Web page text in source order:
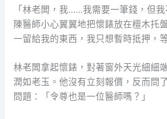
「林老闆，我……我需要一筆錢，但我
陳醫師小心翼翼地把懷錶放在檀木托
一留給我的東西，我只想暫時抵押，
林老闆拿起懷錶，對著窗外天光細細
潤如老玉。他沒有立刻報價，反而問
問題：「令尊也是一位醫師嗎？」